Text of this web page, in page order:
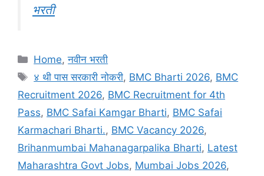
भरती
Categories
Home,नवीन भरती
Tags
४ थी पास सरकारी नोकरी, BMC Bharti 2026, BMC
Recruitment 2026, BMC Recruitment for 4th
Pass, BMC Safai Kamgar Bharti, BMC Safai
Karmachari Bharti., BMC Vacancy 2026,
Brihanmumbai Mahanagarpalika Bharti, Latest
Maharashtra Govt Jobs, Mumbai Jobs 2026,